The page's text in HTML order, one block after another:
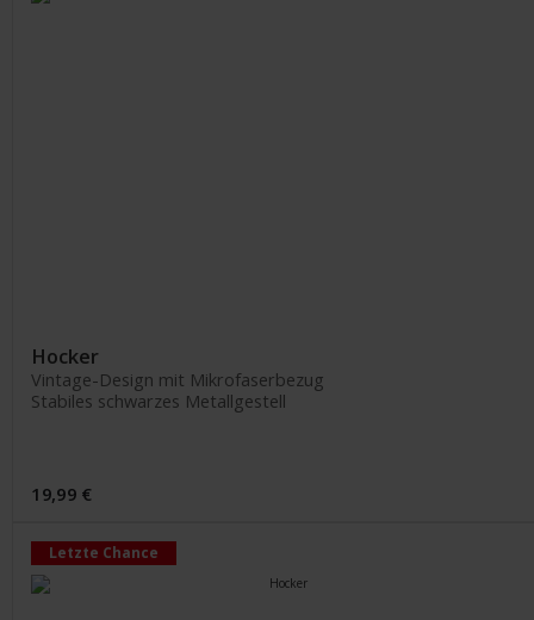
Hocker
Vintage-Design mit Mikrofaserbezug
Stabiles schwarzes Metallgestell
19,99 €
Letzte Chance